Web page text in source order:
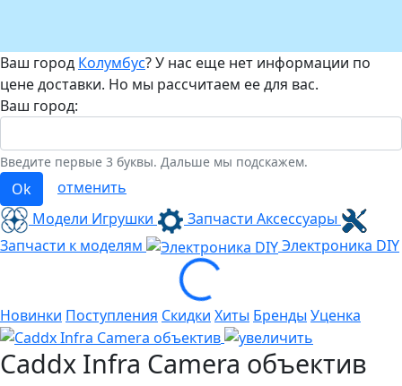
Ваш город Колумбус? У нас еще нет информации по
цене доставки. Но мы рассчитаем ее для вас.
Ваш город:
Введите первые 3 буквы. Дальше мы подскажем.
Ok
отменить
Модели Игрушки
Запчасти Аксессуары
Запчасти к моделям
Электроника DIY
Loading...
Новинки Поступления Скидки Хиты Бренды Уценка
Caddx Infra Camera объектив